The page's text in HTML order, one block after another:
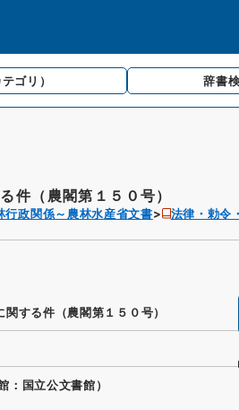
テゴリ） 辞書
件（農閣第１５０号）
行政関係～農林水産省文書 法律・勅令
する件（農閣第１５０号）
国立公文書館）